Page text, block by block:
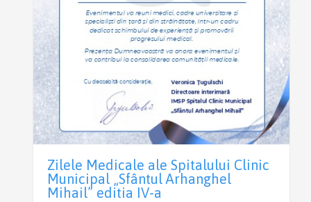
Zilele Medicale ale Spitalului Clinic
Municipal „Sfântul Arhanghel
Mihail” editia IV-a